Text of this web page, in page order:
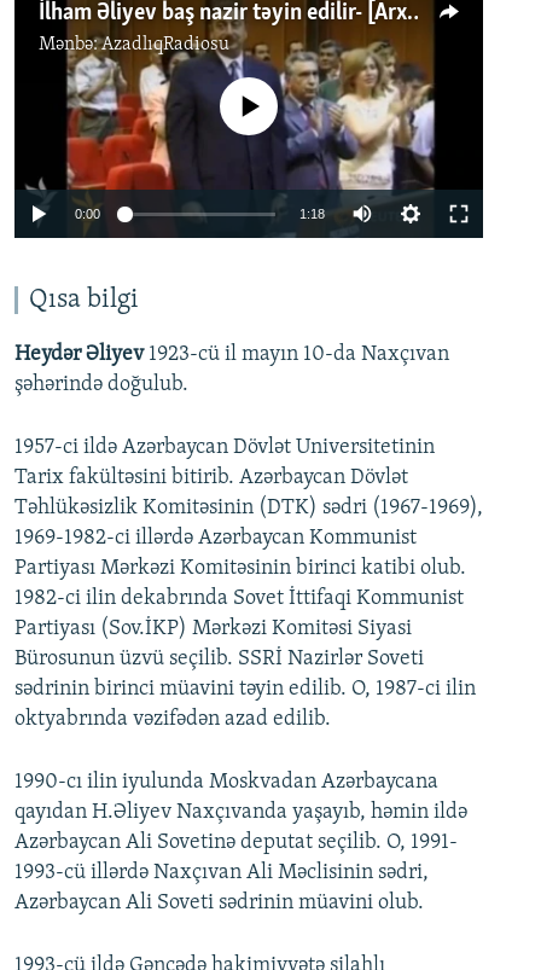
İlham Əliyev baş nazir təyin edilir- [Arxiv görüntülər]
Mənbə:AzadlıqRadiosu
Auto 270p 360p 576p
No media source currently available
0:00 1:18 Auto
Qısa bilgi
Heydər Əliyev1923-cü il mayın 10-da Naxçıvan
şəhərində doğulub.
1957-ci ildə Azərbaycan Dövlət Universitetinin
Tarix fakültəsini bitirib. Azərbaycan Dövlət
Təhlükəsizlik Komitəsinin (DTK) sədri (1967-1969),
1969-1982-ci illərdə Azərbaycan Kommunist
Partiyası Mərkəzi Komitəsinin birinci katibi olub.
1982-ci ilin dekabrında Sovet İttifaqi Kommunist
Partiyası (Sov.İKP) Mərkəzi Komitəsi Siyasi
Bürosunun üzvü seçilib. SSRİ Nazirlər Soveti
sədrinin birinci müavini təyin edilib. O, 1987-ci ilin
oktyabrında vəzifədən azad edilib.
1990-cı ilin iyulunda Moskvadan Azərbaycana
qayıdan H.Əliyev Naxçıvanda yaşayıb, həmin ildə
Azərbaycan Ali Sovetinə deputat seçilib. O, 1991-
1993-cü illərdə Naxçıvan Ali Məclisinin sədri,
Azərbaycan Ali Soveti sədrinin müavini olub.